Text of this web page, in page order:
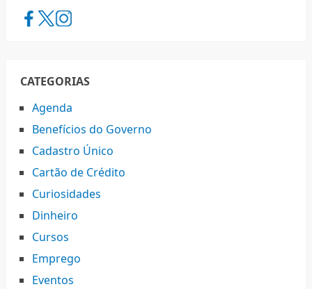
CATEGORIAS
Agenda
Benefícios do Governo
Cadastro Único
Cartão de Crédito
Curiosidades
Dinheiro
Cursos
Emprego
Eventos